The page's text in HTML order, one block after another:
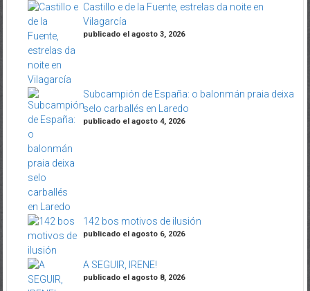
Vilagarcía
publicado el agosto 3, 2026
selo carballés en Laredo
publicado el agosto 4, 2026
publicado el agosto 6, 2026
publicado el agosto 8, 2026